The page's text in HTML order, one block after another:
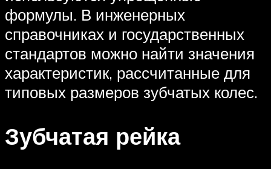
формулы. В инженерных
справочниках и государственных
стандартов можно найти значения
характеристик, рассчитанные для
типовых размеров зубчатых колес.
Зубчатая рейка